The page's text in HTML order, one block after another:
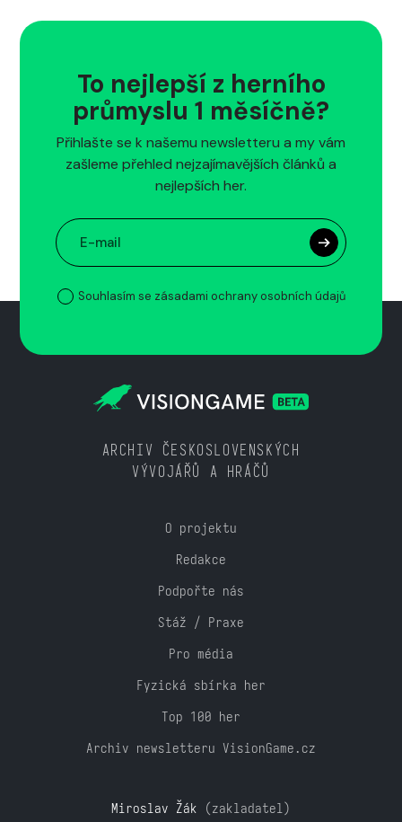
To nejlepší z herního
průmyslu 1 měsíčně?
Přihlašte se k našemu newsletteru a my vám
zašleme přehled nejzajímavějších článků a
nejlepších her.
Souhlasím se zásadami ochrany osobních údajů
ARCHIV ČESKOSLOVENSKÝCH
VÝVOJÁŘŮ A HRÁČŮ
O projektu
Redakce
Podpořte nás
Stáž / Praxe
Pro média
Fyzická sbírka her
Top 100 her
Archiv newsletteru VisionGame.cz
Miroslav Žák (zakladatel)